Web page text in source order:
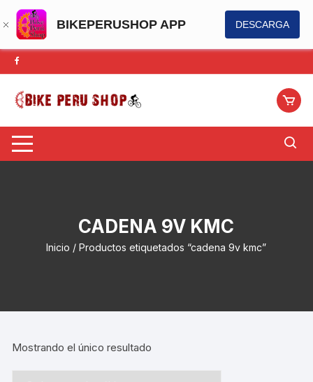
BIKEPERUSHOP APP DESCARGA
Saltar
al
contenido
CADENA 9V KMC
Inicio / Productos etiquetados “cadena 9v kmc”
Mostrando el único resultado